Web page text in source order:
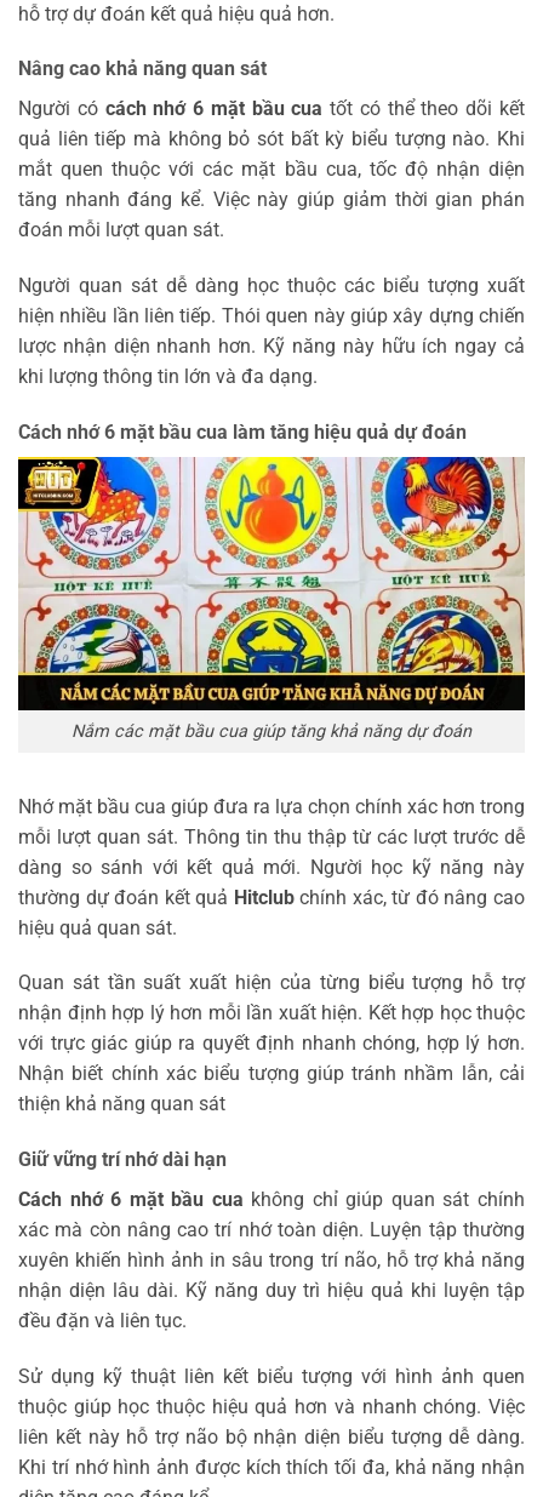
hỗ trợ dự đoán kết quả hiệu quả hơn.
Nâng cao khả năng quan sát
Người có cách nhớ 6 mặt bầu cuatốt có thể theo dõi kết
quả liên tiếp mà không bỏ sót bất kỳ biểu tượng nào. Khi
mắt quen thuộc với các mặt bầu cua, tốc độ nhận diện
tăng nhanh đáng kể. Việc này giúp giảm thời gian phán
đoán mỗi lượt quan sát.
Người quan sát dễ dàng học thuộc các biểu tượng xuất
hiện nhiều lần liên tiếp. Thói quen này giúp xây dựng chiến
lược nhận diện nhanh hơn. Kỹ năng này hữu ích ngay cả
khi lượng thông tin lớn và đa dạng.
Cách nhớ 6 mặt bầu cua làm tăng hiệu quả dự đoán
Nắm các mặt bầu cua giúp tăng khả năng dự đoán
Nhớ mặt bầu cua giúp đưa ra lựa chọn chính xác hơn trong
mỗi lượt quan sát. Thông tin thu thập từ các lượt trước dễ
dàng so sánh với kết quả mới. Người học kỹ năng này
thường dự đoán kết quả Hitclubchính xác, từ đó nâng cao
hiệu quả quan sát.
Quan sát tần suất xuất hiện của từng biểu tượng hỗ trợ
nhận định hợp lý hơn mỗi lần xuất hiện. Kết hợp học thuộc
với trực giác giúp ra quyết định nhanh chóng, hợp lý hơn.
Nhận biết chính xác biểu tượng giúp tránh nhầm lẫn, cải
thiện khả năng quan sát
Giữ vững trí nhớ dài hạn
Cách nhớ 6 mặt bầu cua không chỉ giúp quan sát chính
xác mà còn nâng cao trí nhớ toàn diện. Luyện tập thường
xuyên khiến hình ảnh in sâu trong trí não, hỗ trợ khả năng
nhận diện lâu dài. Kỹ năng duy trì hiệu quả khi luyện tập
đều đặn và liên tục.
Sử dụng kỹ thuật liên kết biểu tượng với hình ảnh quen
thuộc giúp học thuộc hiệu quả hơn và nhanh chóng. Việc
liên kết này hỗ trợ não bộ nhận diện biểu tượng dễ dàng.
Khi trí nhớ hình ảnh được kích thích tối đa, khả năng nhận